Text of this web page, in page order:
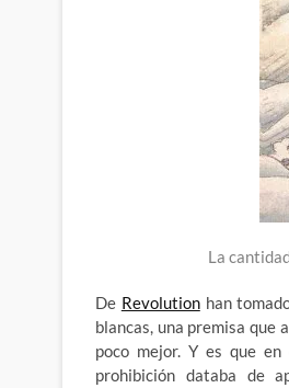
La
De Revolutionhan
blancas, una premisa que
poco mejor. Y es que
prohibición databa de